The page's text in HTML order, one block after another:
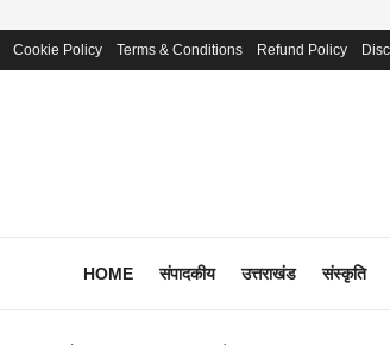
Cookie Policy Terms & Conditions Refund Policy
HOME संपादकीय उत्तराखंड संस्कृति